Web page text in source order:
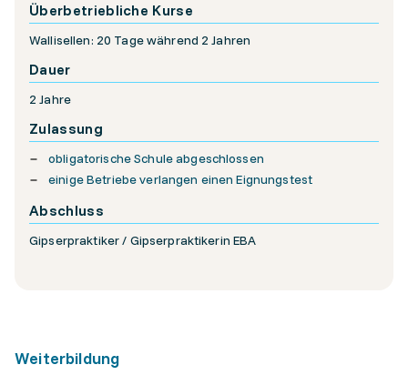
Überbetriebliche Kurse
Wallisellen: 20 Tage während 2 Jahren
Dauer
2 Jahre
Zulassung
obligatorische Schule abgeschlossen
einige Betriebe verlangen einen Eignungstest
Abschluss
Gipserpraktiker / Gipserpraktikerin EBA
Weiterbildung